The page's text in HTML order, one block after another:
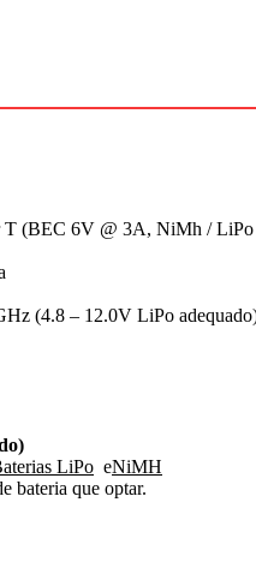
T (BEC 6V @ 3A, NiMh / LiPo
(4.8 – 12.0V LiPo
LiPo eNiMH
bateria que optar.